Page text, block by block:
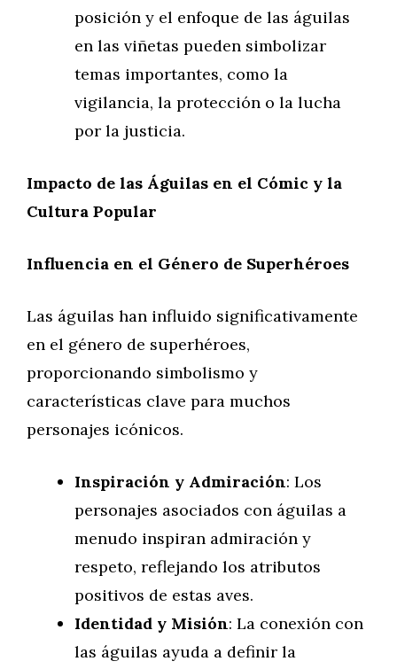
posición y el enfoque de las águilas
en las viñetas pueden simbolizar
temas importantes, como la
vigilancia, la protección o la lucha
por la justicia.
Impacto de las Águilas en el Cómic y la
Cultura Popular
Influencia en el Género de Superhéroes
Las águilas han influido significativamente
en el género de superhéroes,
proporcionando simbolismo y
características clave para muchos
personajes icónicos.
Inspiración y Admiración: Los
personajes asociados con águilas a
menudo inspiran admiración y
respeto, reflejando los atributos
positivos de estas aves.
Identidad y Misión: La conexión con
las águilas ayuda a definir la